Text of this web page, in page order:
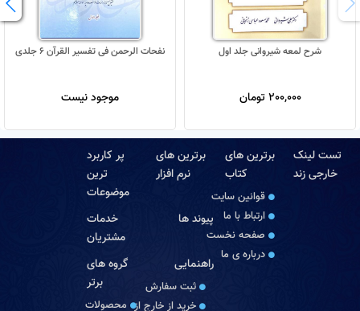
شرح لمعه شیروانی جلد اول
200,000 تومان
نفحات الرحمن فی تفسیر القرآن 6 جلدی
موجود نیست
تست لینک
خارجی زند
برترین های
کتاب
قوانین سایت
ارتباط با ما
صفحه نخست
درباره‏ ی ما
برترین های
نرم افزار
پر کاربرد
ترین
موضوعات
پیوند ها
خدمات
مشتریان
راهنمایی
ثبت سفارش
خرید از خارج از
گروه های
برتر
محصولات